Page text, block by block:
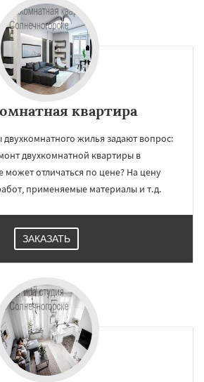
квартира
жилья задают вопрос:
двухкомнатной квартиры в
может отличаться по цене? На цену
применяемые материалы и т.д.
ЗАКАЗАТЬ